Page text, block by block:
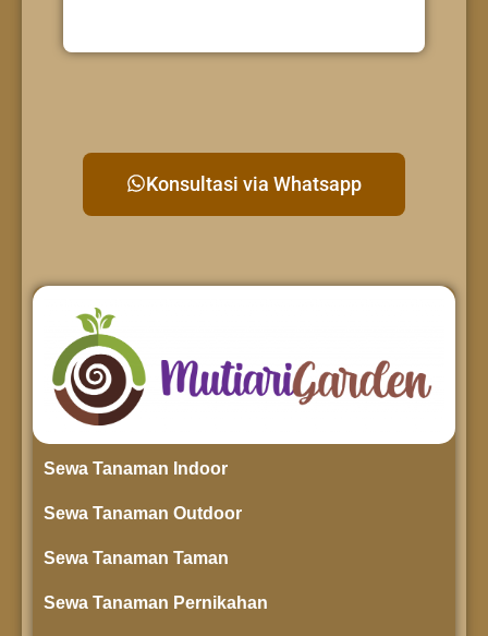
Konsultasi via Whatsapp
Sewa Tanaman Indoor
Sewa Tanaman Outdoor
Sewa Tanaman Taman
Sewa Tanaman Pernikahan